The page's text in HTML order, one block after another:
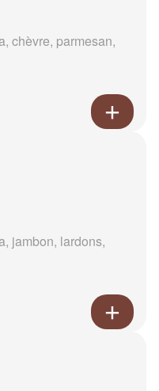
chèvre, parmesan,
jambon, lardons,